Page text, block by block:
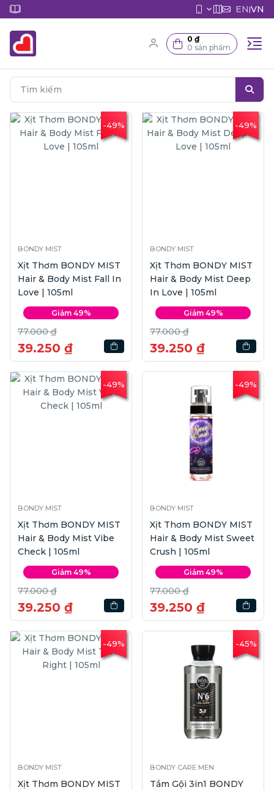
EN|VN
0 ₫
0 sản phẩm
-49%
BONDY MIST
Xịt Thơm BONDY MIST
Hair & Body Mist Fall In
Love | 105ml
Giảm 49%
77.000 ₫
39.250 ₫
-49%
BONDY MIST
Xịt Thơm BONDY MIST
Hair & Body Mist Deep
In Love | 105ml
Giảm 49%
77.000 ₫
39.250 ₫
-49%
BONDY MIST
Xịt Thơm BONDY MIST
Hair & Body Mist Vibe
Check | 105ml
Giảm 49%
77.000 ₫
39.250 ₫
-49%
BONDY MIST
Xịt Thơm BONDY MIST
Hair & Body Mist Sweet
Crush | 105ml
Giảm 49%
77.000 ₫
39.250 ₫
-49%
BONDY MIST
Xịt Thơm BONDY MIST
-45%
BONDY CARE MEN
Tắm Gội 3in1 BONDY